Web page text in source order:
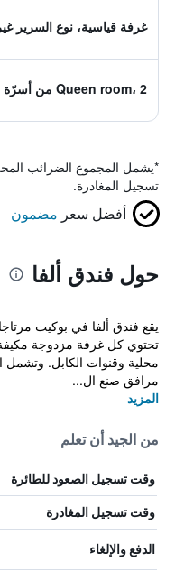
غرفة قياسية، نوع السرير
Queen room، 2 من أسرّة الكوين
*يشمل المجموع الضرائب
تسجيل المغادرة.
أفضل سعر مضمون
حول فندق ألفا
تحتوي كل غرفة مزدوجة
محلية وقنوات الكابل. وتشمل
مرافق صنع ال...
المزيد
من الجيد أن تعلم
وقت تسجيل الصعود للطائرة
وقت تسجيل المغادرة
الدفع والإلغاء